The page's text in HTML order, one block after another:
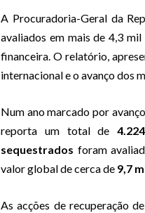
A Procuradoria-Geral da
avaliados em mais de 4,3
financeira. O relatório,
internacional e o avanço dos
Num ano marcado por
reporta um total de
sequestrados foram
valor global de cerca de 9,7
As acções de recuperação